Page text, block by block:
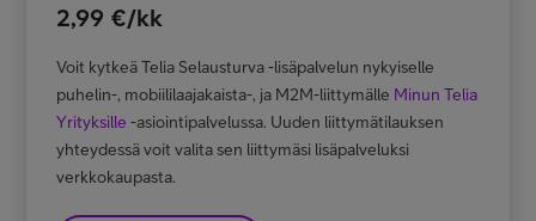
2,99 €/kk
Voit kytkeä Telia Selausturva -lisäpalvelun nykyiselle
puhelin-, mobiililaajakaista-, ja M2M-liittymälle Minun Telia
Yrityksille -asiointipalvelussa. Uuden liittymätilauksen
yhteydessä voit valita sen liittymäsi lisäpalveluksi
verkkokaupasta.